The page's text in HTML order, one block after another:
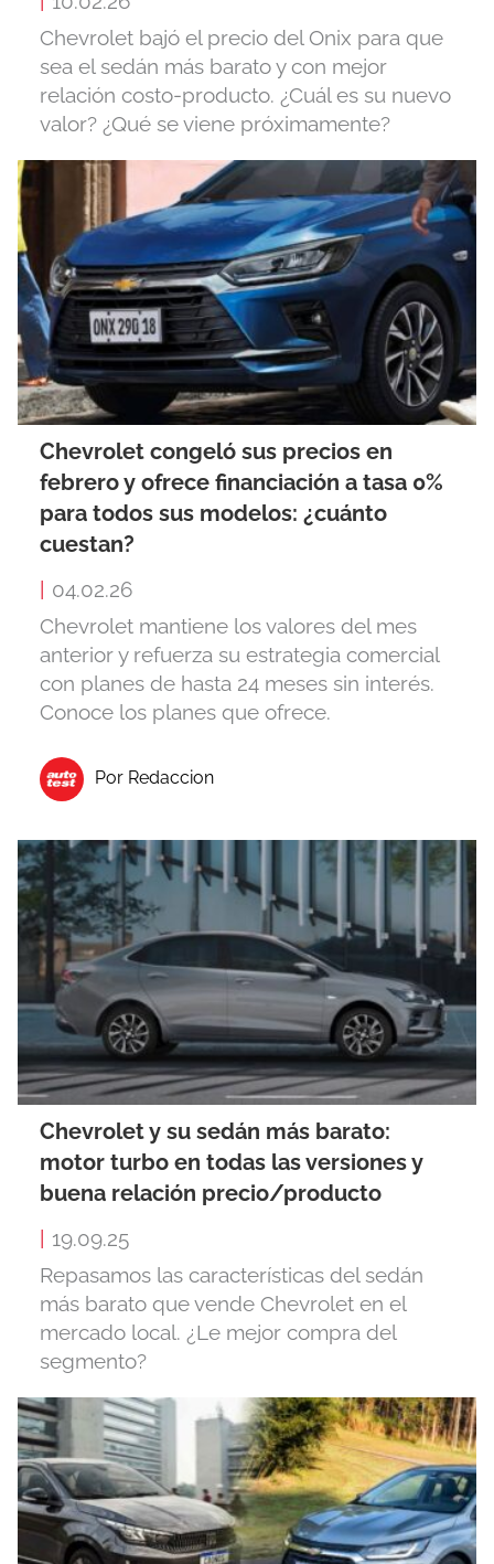
Chevrolet bajó el precio del Onix para que
sea el sedán más barato y con mejor
relación costo-producto. ¿Cuál es su nuevo
valor? ¿Qué se viene próximamente?
Chevrolet congeló sus precios en
febrero y ofrece financiación a tasa 0%
para todos sus modelos: ¿cuánto
cuestan?
04.02.26
Chevrolet mantiene los valores del mes
anterior y refuerza su estrategia comercial
con planes de hasta 24 meses sin interés.
Conoce los planes que ofrece.
Por Redaccion
Chevrolet y su sedán más barato:
motor turbo en todas las versiones y
buena relación precio/producto
19.09.25
Repasamos las características del sedán
más barato que vende Chevrolet en el
mercado local. ¿Le mejor compra del
segmento?